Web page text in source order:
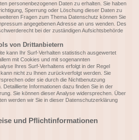
personenbezogenen Daten zu erhalten. Sie haben
Sperrung oder Löschung dieser Daten zu
Fragen zum Thema Datenschutz können Sie
angegebenen Adresse an uns wenden. Des
bei der zuständigen Aufsichtsbehörde
von Drittanbietern
kann Ihr Surf-Verhalten statistisch ausgewertet
mit Cookies und mit sogenannten
Ihres Surf-Verhaltens erfolgt in der Regel
nicht zu Ihnen zurückverfolgt werden. Sie
oder sie durch die Nichtbenutzung
Detaillierte Informationen dazu finden Sie in der
Sie können dieser Analyse widersprechen. Über
werden wir Sie in dieser Datenschutzerklärung
und Pflichtinformationen